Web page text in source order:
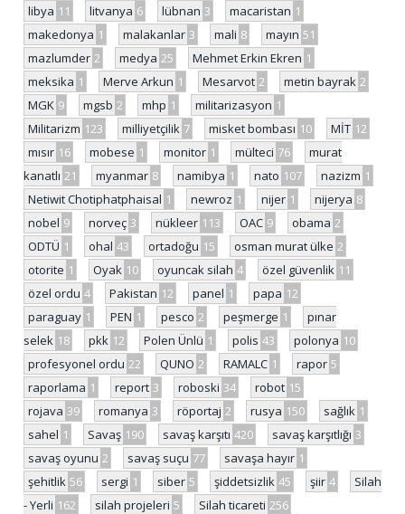
libya 11 litvanya 6 lübnan 3 macaristan 1
makedonya 1 malakanlar 3 mali 8 mayın 51
mazlumder 2 medya 25 Mehmet Erkin Ekren 1
meksika 1 Merve Arkun 1 Mesarvot 2 metin bayrak 2
MGK 9 mgsb 2 mhp 1 militarizasyon 1
Militarizm 123 milliyetçilik 7 misket bombası 10 MİT 12
mısır 16 mobese 1 monitor 1 mülteci 76
murat
kanatlı 21 myanmar 8 namibya 1 nato 107 nazizm 1
Netiwit Chotiphatphaisal 1 newroz 1 nijer 1 nijerya 8
nobel 9 norveç 3 nükleer 113 OAC 9 obama 2
ODTÜ 1 ohal 43 ortadoğu 15 osman murat ülke 2
otorite 1 Oyak 10 oyuncak silah 4 özel güvenlik 11
özel ordu 4 Pakistan 12 panel 1 papa 12
paraguay 1 PEN 1 pesco 2 peşmerge 1
pınar
selek 18 pkk 12 Polen Ünlü 1 polis 43 polonya 10
profesyonel ordu 22 QUNO 2 RAMALC 1 rapor 5
raporlama 1 report 3 roboski 34 robot 15
rojava 39 romanya 3 röportaj 2 rusya 150 sağlık 1
sahel 1 Savaş 190 savaş karşıtı 420 savaş karşıtlığı 3
savaş oyunu 2 savaş suçu 77 savaşa hayır 1
şehitlik 56 sergi 1 siber 5 şiddetsizlik 45 şiir 4
Silah
- Yerli 162 silah projeleri 5 Silah ticareti 256